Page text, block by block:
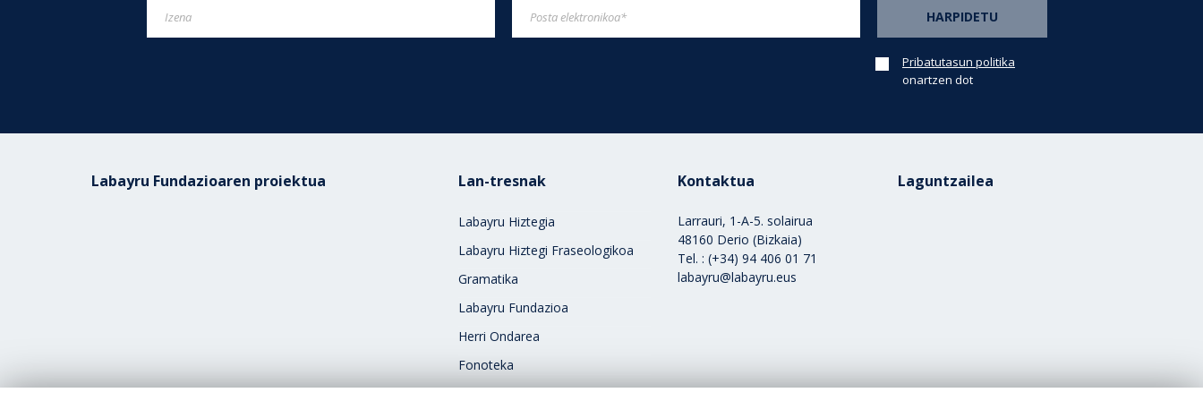
Pribatutasun politika
onartzen dot
Labayru Fundazioaren proiektua Lan-tresnak
Labayru Hiztegia
Labayru Hiztegi Fraseologikoa
Gramatika
Labayru Fundazioa
Herri Ondarea
Fonoteka
Kontaktua
Larrauri, 1-A-5. solairua
48160 Derio (Bizkaia)
Tel. : (+34) 94 406 01 71
labayru@labayru.eus
Laguntzailea